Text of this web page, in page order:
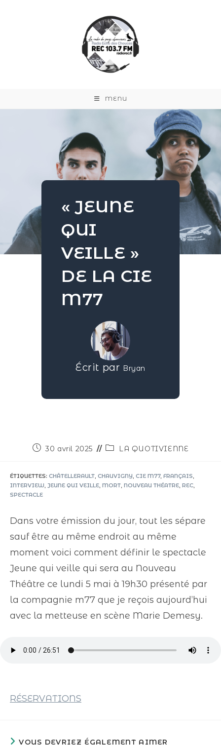
MENU
« JEUNE
QUI
VEILLE »
DE LA CIE
M77
Écrit par Bryan
30 avril 2025 LA QUOTIVIENNE
ÉTIQUETTES: CHÂTELLERAULT, CHAUVIGNY, CIE M77, FRANÇAIS,
INTERVIEW, JEUNE QUI VEILLE, MORT, NOUVEAU THÉATRE, REC,
SPECTACLE
Dans votre émission du jour, tout les sépare
sauf être au même endroit au même
moment voici comment définir le spectacle
Jeune qui veille qui sera au Nouveau
Théâtre ce lundi 5 mai à 19h30 présenté par
la compagnie m77 que je reçois aujourd’hui
avec la metteuse en scène Marie Demesy.
RÉSERVATIONS
VOUS DEVRIEZ ÉGALEMENT AIMER